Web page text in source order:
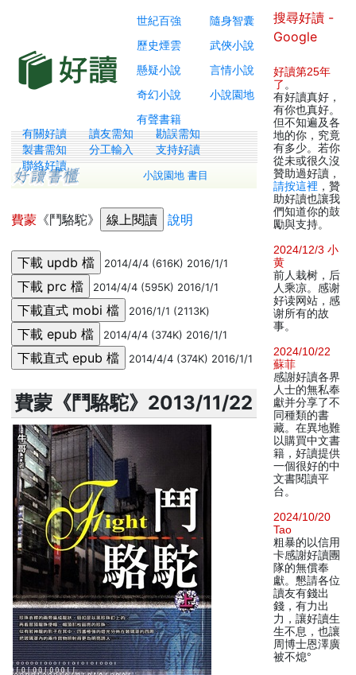
世紀百強
隨身智囊
歷史煙雲
武俠小說
懸疑小說
言情小說
奇幻小說
小說園地
有聲書籍
有關好讀 讀友需知
勘誤需知
製書需知
分工輸入
支持好讀
聯絡好讀
小說園地 書目
費蒙 《鬥駱駝》 說明
2014/4/4 (616K) 2016/1/1
2014/4/4 (595K) 2016/1/1
2016/1/1 (2113K)
2014/4/4 (374K) 2016/1/1
2014/4/4 (374K) 2016/1/1
費蒙《鬥駱駝》2013/11/22
搜尋好讀 -
Google
好讀第25年
了 。
有好讀真好，
有你也真好。
但不知遍及各
地的你，究竟
有多少。若你
從未或很久沒
贊助過好讀，
請按這裡 ，贊
助好讀也讓我
們知道你的鼓
勵與支持。
2024/12/3 小
黄
前人栽树，后
人乘凉。感谢
好读网站，感
谢所有的故
事。
2024/10/22
蘇菲
感謝好讀各界
人士的無私奉
獻并分享了不
同種類的書
藏。在異地難
以購買中文書
籍，好讀提供
一個很好的中
文書閱讀平
台。
2024/10/20
Tao
粗暴的以信用
卡感謝好讀團
隊的無償奉
獻。懇請各位
讀友有錢出
錢，有力出
力，讓好讀生
生不息，也讓
周博士恩澤廣
被不熄°